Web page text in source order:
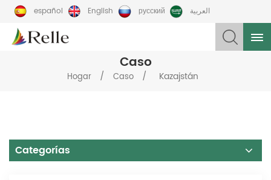
español English русский العربية
Caso
Hogar / Caso / Kazajstán
Categorías